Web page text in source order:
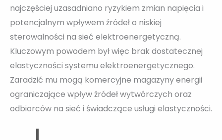
najczęściej uzasadniano ryzykiem zmian napięcia i
potencjalnym wpływem źródeł o niskiej
sterowalności na sieć elektroenergetyczną.
Kluczowym powodem był więc brak dostatecznej
elastyczności systemu elektroenergetycznego.
Zaradzić mu mogą komercyjne magazyny energii
ograniczające wpływ źródeł wytwórczych oraz
odbiorców na sieć i świadczące usługi elastyczności.